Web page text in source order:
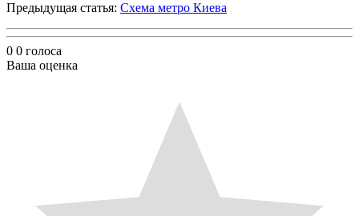
Предыдущая статья: Схема метро Киева
0 0 голоса
Ваша оценка